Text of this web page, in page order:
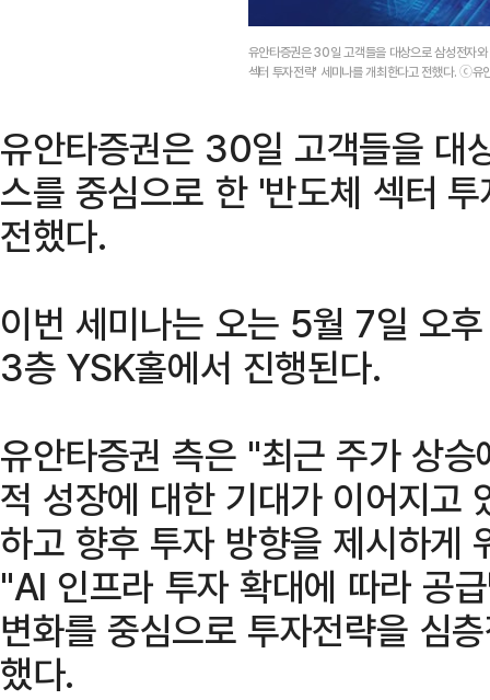
유안타증권은 30일 고객들을 대상으로 삼성전자
섹터 투자전략' 세미나를 개최한다고 전했다. ⓒ유
유안타증권은 30일 고객들을 대
스를 중심으로 한 '반도체 섹터
전했다.
이번 세미나는 오는 5월 7일 오
3층 YSK홀에서 진행된다.
유안타증권 측은 "최근 주가 상
적 성장에 대한 기대가 이어지고
하고 향후 투자 방향을 제시하게
"AI 인프라 투자 확대에 따라 공
변화를 중심으로 투자전략을 심
했다.